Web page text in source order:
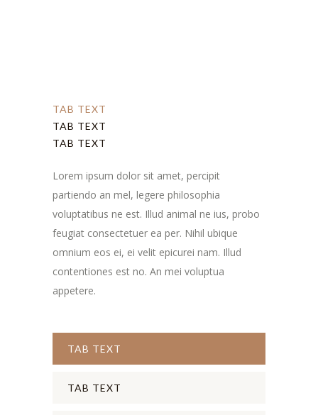
TAB TEXT
TAB TEXT
TAB TEXT
Lorem ipsum dolor sit amet, percipit
partiendo an mel, legere philosophia
voluptatibus ne est. Illud animal ne ius, probo
feugiat consectetuer ea per. Nihil ubique
omnium eos ei, ei velit epicurei nam. Illud
contentiones est no. An mei voluptua
appetere.
TAB TEXT
TAB TEXT